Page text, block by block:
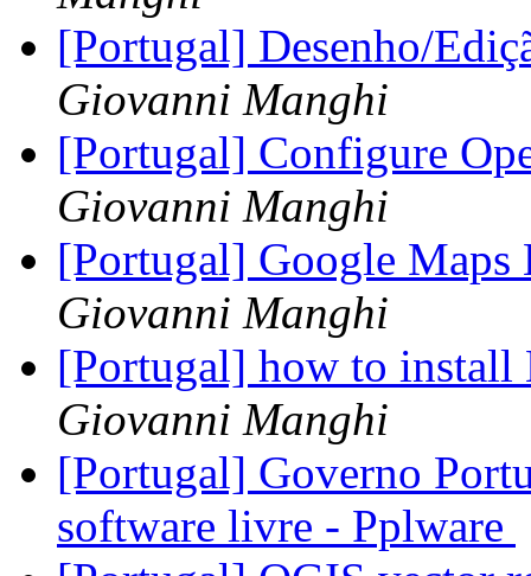
[Portugal] Desenho/
Giovanni Manghi
[Portugal] Configure
Giovanni Manghi
[Portugal] Google
Giovanni Manghi
[Portugal] how to
Giovanni Manghi
[Portugal] Governo
software livre - Pplware